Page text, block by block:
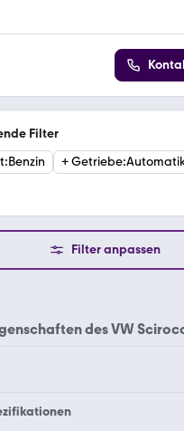
Filter
:Benzin +Getriebe:
Filter anpassen
desVW